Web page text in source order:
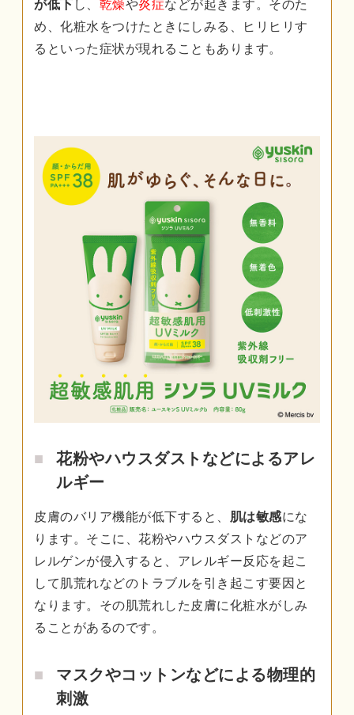
が低下 し、 乾燥や炎症などが起きます。そのた
め、化粧水をつけたときにしみる、ヒリヒリす
るといった症状が現れることもあります。
花粉やハウスダストなどによるアレ
ルギー
皮膚のバリア機能が低下すると、 肌は敏感にな
ります。そこに、花粉やハウスダストなどのア
レルゲンが侵入すると、アレルギー反応を起こ
して肌荒れなどのトラブルを引き起こす要因と
なります。その肌荒れした皮膚に化粧水がしみ
ることがあるのです。
マスクやコットンなどによる物理的
刺激